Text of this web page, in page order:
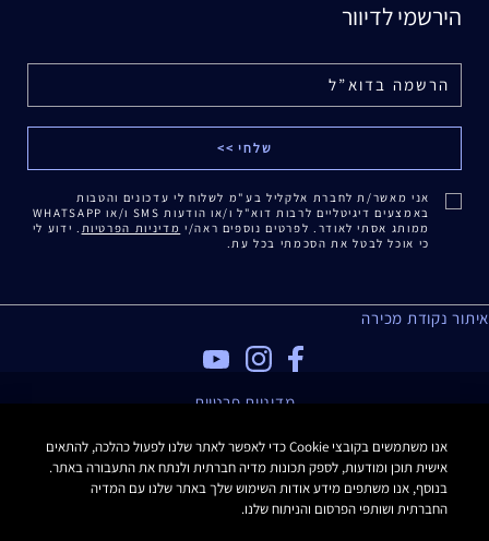
הירשמי לדיוור
אני מאשר/ת לחברת אלקליל בע"מ לשלוח לי עדכונים והטבות
באמצעים דיגיטליים לרבות דוא"ל ו/או הודעות SMS ו/או WHATSAPP
ממותג אסתי לאודר. לפרטים נוספים ראה/י מדיניות הפרטיות . ידוע לי
כי אוכל לבטל את הסכמתי בכל עת.
איתור נקודת מכירה
מדיניות פרטיות
תקנון האתר
תקנון Estee E-List
הצהרת נגישות
אנו משתמשים בקובצי Cookie כדי לאפשר לאתר שלנו לפעול כהלכה, להתאים
אישית תוכן ומודעות, לספק תכונות מדיה חברתית ולנתח את התעבורה באתר.
בנוסף, אנו משתפים מידע אודות השימוש שלך באתר שלנו עם המדיה
החברתית ושותפי הפרסום והניתוח שלנו.